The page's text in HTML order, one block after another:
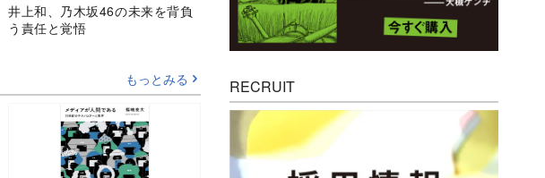
井上和、乃木坂46の未来を背負
う責任と覚悟
もっとみる RECRUIT